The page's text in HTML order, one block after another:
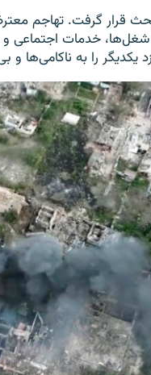
بحث قرار گرفت. تهاجم
ایجاد شغل‌ها، خدمات
را به ناکامی‌ها و